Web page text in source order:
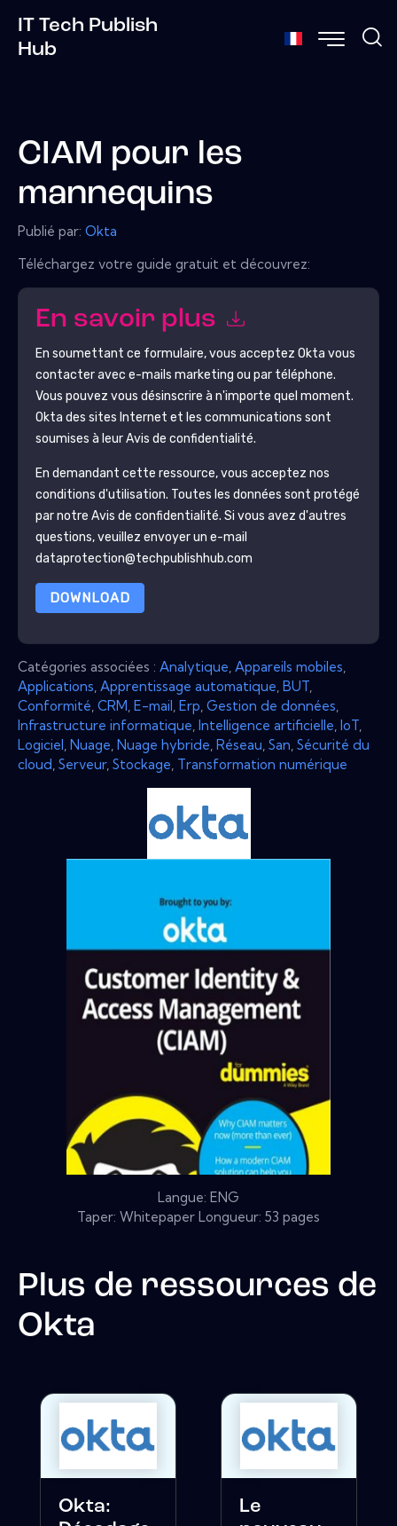
IT Tech Publish
Hub
CIAM pour les
mannequins
Publié par: Okta
Téléchargez votre guide gratuit et découvrez:
En savoir plus
En soumettant ce formulaire, vous acceptez Okta vous
contacter avec e-mails marketing ou par téléphone.
Vous pouvez vous désinscrire à n'importe quel moment.
Okta des sites Internet et les communications sont
soumises à leur Avis de confidentialité.
En demandant cette ressource, vous acceptez nos
conditions d'utilisation. Toutes les données sont protégé
par notre Avis de confidentialité. Si vous avez d'autres
questions, veuillez envoyer un e-mail
dataprotection@techpublishhub.com
DOWNLOAD
Catégories associées : Analytique Appareils mobiles
Applications Apprentissage automatique BUT
Conformité CRM E-mail Erp Gestion de données
Infrastructure informatique Intelligence artificielle IoT
Logiciel Nuage Nuage hybride Réseau San Sécurité du
cloud Serveur, Stockage Transformation numérique
Langue: ENG
Taper: Whitepaper Longueur: 53 pages
Plus de ressources de
Okta
Okta:
Le